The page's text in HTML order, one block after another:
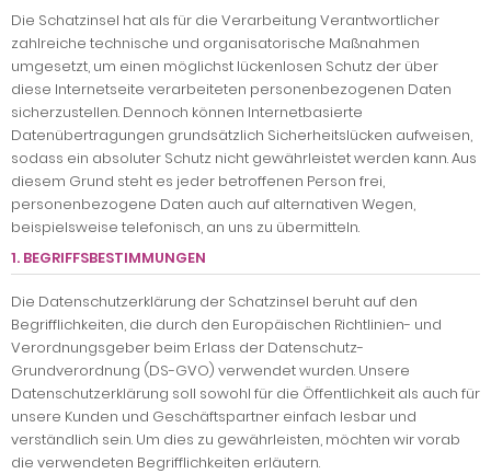
Die Schatzinsel hat als für die Verarbeitung Verantwortlicher
zahlreiche technische und organisatorische Maßnahmen
umgesetzt, um einen möglichst lückenlosen Schutz der über
diese Internetseite verarbeiteten personenbezogenen Daten
sicherzustellen. Dennoch können Internetbasierte
Datenübertragungen grundsätzlich Sicherheitslücken aufweisen,
sodass ein absoluter Schutz nicht gewährleistet werden kann. Aus
diesem Grund steht es jeder betroffenen Person frei,
personenbezogene Daten auch auf alternativen Wegen,
beispielsweise telefonisch, an uns zu übermitteln.
1. BEGRIFFSBESTIMMUNGEN
Die Datenschutzerklärung der Schatzinsel beruht auf den
Begrifflichkeiten, die durch den Europäischen Richtlinien- und
Verordnungsgeber beim Erlass der Datenschutz-
Grundverordnung (DS-GVO) verwendet wurden. Unsere
Datenschutzerklärung soll sowohl für die Öffentlichkeit als auch für
unsere Kunden und Geschäftspartner einfach lesbar und
verständlich sein. Um dies zu gewährleisten, möchten wir vorab
die verwendeten Begrifflichkeiten erläutern.